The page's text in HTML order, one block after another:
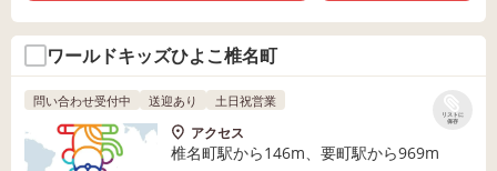
ワールドキッズひよこ椎名町
リストに
保存
問い合わせ受付中 送迎あり 土日祝営業
アクセス
椎名町駅から146m、要町駅から969m